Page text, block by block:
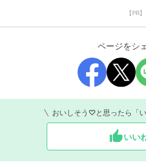
【PR】
ページをシ
おいしそう♡と思ったら「
いい